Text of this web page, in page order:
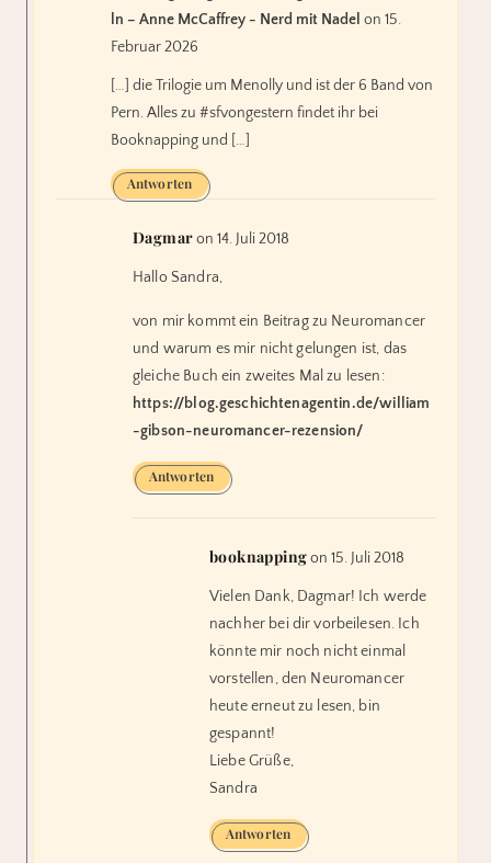
ln – Anne McCaffrey - Nerd mit Nadel on 15.
Februar 2026
[…] die Trilogie um Menolly und ist der 6 Band von
Pern. Alles zu #sfvongestern findet ihr bei
Booknapping und […]
Antworten
Dagmar on 14. Juli 2018
Hallo Sandra,
von mir kommt ein Beitrag zu Neuromancer
und warum es mir nicht gelungen ist, das
gleiche Buch ein zweites Mal zu lesen:
https://blog.geschichtenagentin.de/william
-gibson-neuromancer-rezension/
Antworten
booknapping on 15. Juli 2018
Vielen Dank, Dagmar! Ich werde
nachher bei dir vorbeilesen. Ich
könnte mir noch nicht einmal
vorstellen, den Neuromancer
heute erneut zu lesen, bin
gespannt!
Liebe Grüße,
Sandra
Antworten